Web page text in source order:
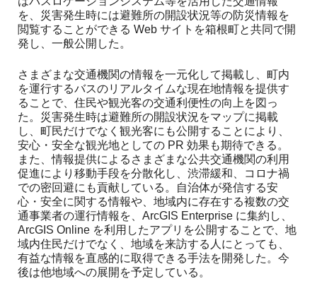
を、災害発生時には避難所の開設状況等の防災情報を
閲覧することができる Web サイトを箱根町と共同で開
発し、一般公開した。
さまざまな交通機関の情報を一元化して掲載し、町内
を運行するバスのリアルタイムな現在地情報を提供す
ることで、住民や観光客の交通利便性の向上を図っ
た。災害発生時は避難所の開設状況をマップに掲載
し、町民だけでなく観光客にも公開することにより、
安心・安全な観光地としての PR 効果も期待できる。
また、情報提供によるさまざまな公共交通機関の利用
促進により移動手段を分散化し、渋滞緩和、コロナ禍
での密回避にも貢献している。自治体が発信する安
心・安全に関する情報や、地域内に存在する複数の交
通事業者の運行情報を、ArcGIS Enterprise に集約し、
ArcGIS Online を利用したアプリを公開することで、地
域内住民だけでなく、地域を来訪する人にとっても、
有益な情報を直感的に取得できる手法を開発した。今
後は他地域への展開を予定している。